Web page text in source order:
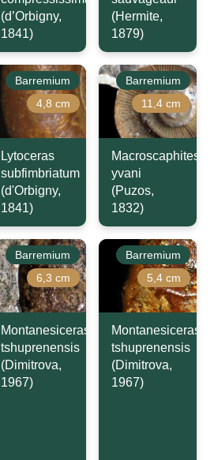
(d’Orbigny,
1841)
(Hermite,
1879)
Barremium
4,8 cm
Lytoceras
subfimbriatum
(d'Orbigny,
1841)
Barremium
11,4 cm
Macroscaphites
yvani
(Puzos,
1832)
Barremium
6,3 cm
Montanesiceras
tshuprenensis
(Dimitrova,
1967)
Barremium
5,4 cm
Montanesiceras
tshuprenensis
(Dimitrova,
1967)